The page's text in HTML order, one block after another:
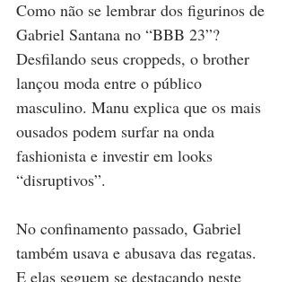
Como não se lembrar dos figurinos de
Gabriel Santana no “BBB 23”?
Desfilando seus croppeds, o brother
lançou moda entre o público
masculino. Manu explica que os mais
ousados podem surfar na onda
fashionista e investir em looks
“disruptivos”.
No confinamento passado, Gabriel
também usava e abusava das regatas.
E elas seguem se destacando neste